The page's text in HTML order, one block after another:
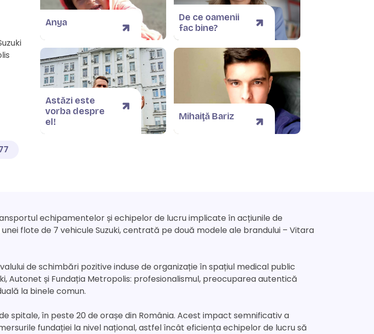
Anya
De ce oamenii
fac bine?
Astăzi este
vorba despre
el!
Mihaiţă Bariz
echipamentelor și echipelor de lucru implicate în acțiunile de
flote de 7 vehicule Suzuki, centrată pe două modele ale brandului – Vitara
de schimbări pozitive induse de organizație în spațiul medical public
Autonet și Fundația Metropolis: profesionalismul, preocuparea autentică
la binele comun.
spitale, în peste 20 de orașe din România. Acest impact semnificativ a
fundației la nivel național, astfel încât eficiența echipelor de lucru să